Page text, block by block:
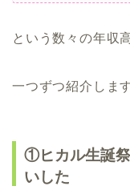
という数々の年収
一つずつ紹介しま
①ヒカル生誕
いした